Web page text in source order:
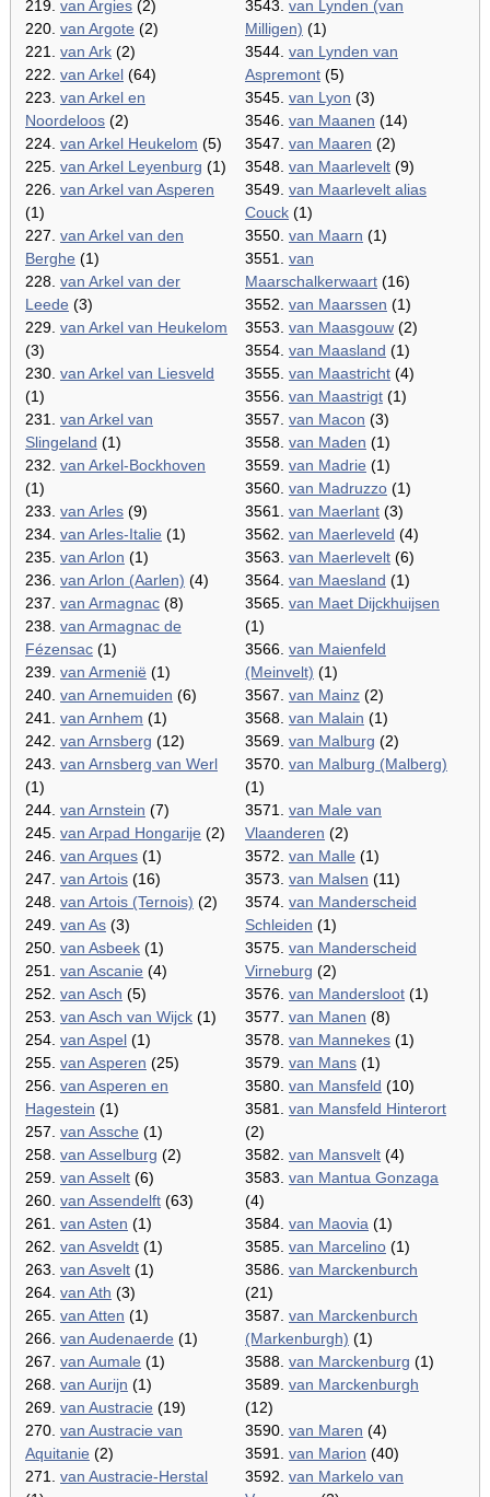
219. van Argies (2)
220. van Argote (2)
221. van Ark (2)
222. van Arkel (64)
223. van Arkel en
Noordeloos (2)
224. van Arkel Heukelom (5)
225. van Arkel Leyenburg (1)
226. van Arkel van Asperen
(1)
227. van Arkel van den
Berghe (1)
228. van Arkel van der
Leede (3)
229. van Arkel van Heukelom
(3)
230. van Arkel van Liesveld
(1)
231. van Arkel van
Slingeland (1)
232. van Arkel-Bockhoven
(1)
233. van Arles (9)
234. van Arles-Italie (1)
235. van Arlon (1)
236. van Arlon (Aarlen) (4)
237. van Armagnac (8)
238. van Armagnac de
Fézensac (1)
239. van Armenië (1)
240. van Arnemuiden (6)
241. van Arnhem (1)
242. van Arnsberg (12)
243. van Arnsberg van Werl
(1)
244. van Arnstein (7)
245. van Arpad Hongarije (2)
246. van Arques (1)
247. van Artois (16)
248. van Artois (Ternois) (2)
249. van As (3)
250. van Asbeek (1)
251. van Ascanie (4)
252. van Asch (5)
253. van Asch van Wijck (1)
254. van Aspel (1)
255. van Asperen (25)
256. van Asperen en
Hagestein (1)
257. van Assche (1)
258. van Asselburg (2)
259. van Asselt (6)
260. van Assendelft (63)
261. van Asten (1)
262. van Asveldt (1)
263. van Asvelt (1)
264. van Ath (3)
265. van Atten (1)
266. van Audenaerde (1)
267. van Aumale (1)
268. van Aurijn (1)
269. van Austracie (19)
270. van Austracie van
Aquitanie (2)
271. van Austracie-Herstal
3543. van Lynden (van
Milligen) (1)
3544. van Lynden van
Aspremont (5)
3545. van Lyon (3)
3546. van Maanen (14)
3547. van Maaren (2)
3548. van Maarlevelt (9)
3549. van Maarlevelt alias
Couck (1)
3550. van Maarn (1)
3551. van
Maarschalkerwaart (16)
3552. van Maarssen (1)
3553. van Maasgouw (2)
3554. van Maasland (1)
3555. van Maastricht (4)
3556. van Maastrigt (1)
3557. van Macon (3)
3558. van Maden (1)
3559. van Madrie (1)
3560. van Madruzzo (1)
3561. van Maerlant (3)
3562. van Maerleveld (4)
3563. van Maerlevelt (6)
3564. van Maesland (1)
3565. van Maet Dijckhuijsen
(1)
3566. van Maienfeld
(Meinvelt) (1)
3567. van Mainz (2)
3568. van Malain (1)
3569. van Malburg (2)
3570. van Malburg (Malberg)
(1)
3571. van Male van
Vlaanderen (2)
3572. van Malle (1)
3573. van Malsen (11)
3574. van Manderscheid
Schleiden (1)
3575. van Manderscheid
Virneburg (2)
3576. van Mandersloot (1)
3577. van Manen (8)
3578. van Mannekes (1)
3579. van Mans (1)
3580. van Mansfeld (10)
3581. van Mansfeld Hinterort
(2)
3582. van Mansvelt (4)
3583. van Mantua Gonzaga
(4)
3584. van Maovia (1)
3585. van Marcelino (1)
3586. van Marckenburch
(21)
3587. van Marckenburch
(Markenburgh) (1)
3588. van Marckenburg (1)
3589. van Marckenburgh
(12)
3590. van Maren (4)
3591. van Marion (40)
3592. van Markelo van